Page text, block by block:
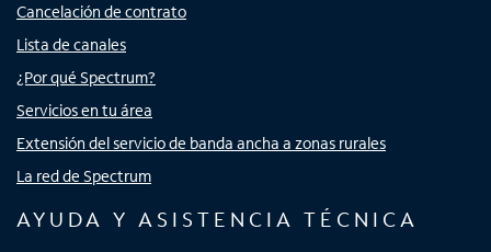
Cancelación de contrato
Lista de canales
¿Por qué Spectrum?
Servicios en tu área
Extensión del servicio de banda ancha a zonas rurales
La red de Spectrum
AYUDA Y ASISTENCIA TÉCNICA